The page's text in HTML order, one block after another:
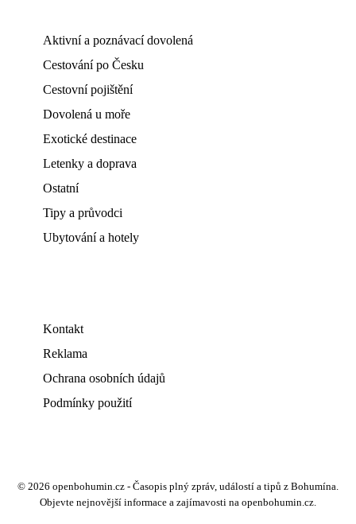
Aktivní a poznávací dovolená
Cestování po Česku
Cestovní pojištění
Dovolená u moře
Exotické destinace
Letenky a doprava
Ostatní
Tipy a průvodci
Ubytování a hotely
Kontakt
Reklama
Ochrana osobních údajů
Podmínky použití
© 2026 openbohumin.cz - Časopis plný zpráv, událostí a tipů z Bohumína.
Objevte nejnovější informace a zajímavosti na openbohumin.cz.